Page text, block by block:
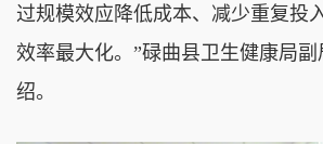
过规模效应降低成本、减少重复投
效率最大化。”碌曲县卫生健康局
绍。